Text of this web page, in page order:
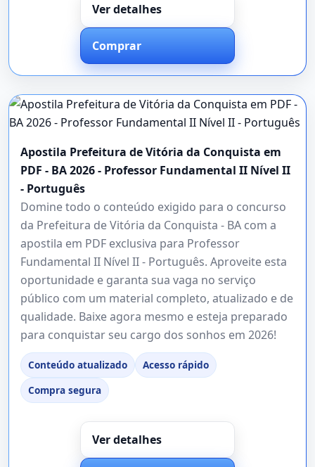
Ver detalhes
Comprar
Apostila Prefeitura de Vitória da Conquista em
PDF - BA 2026 - Professor Fundamental II Nível II
- Português
Domine todo o conteúdo exigido para o concurso
da Prefeitura de Vitória da Conquista - BA com a
apostila em PDF exclusiva para Professor
Fundamental II Nível II - Português. Aproveite esta
oportunidade e garanta sua vaga no serviço
público com um material completo, atualizado e de
qualidade. Baixe agora mesmo e esteja preparado
para conquistar seu cargo dos sonhos em 2026!
Conteúdo atualizado
Acesso rápido
Compra segura
Ver detalhes